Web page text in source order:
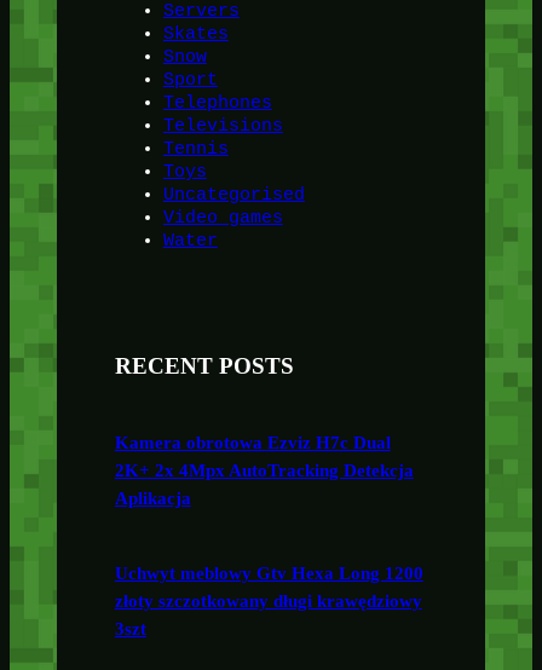
Servers
Skates
Snow
Sport
Telephones
Televisions
Tennis
Toys
Uncategorised
Video games
Water
RECENT POSTS
Kamera obrotowa Ezviz H7c Dual
2K+ 2x 4Mpx AutoTracking Detekcja
Aplikacja
Uchwyt meblowy Gtv Hexa Long 1200
złoty szczotkowany długi krawędziowy
3szt